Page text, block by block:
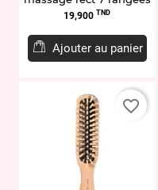
Prix
19,900 TND
Ajouter au panier
favorite_border